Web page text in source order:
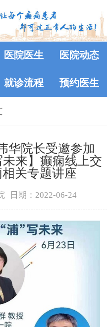
医院医生 医院动态
就诊流程 预约医生
华院长受邀参加
未来】癫痫线上交
关专题讲座
日期：2022-06-24